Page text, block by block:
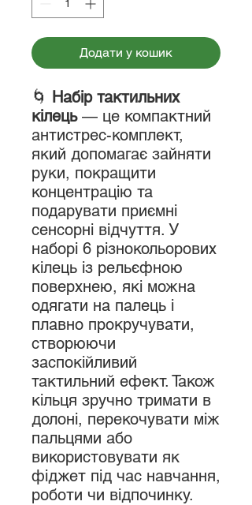
Додати у кошик
🌀 Набір тактильних
кілець— це компактний
антистрес-комплект,
який допомагає зайняти
руки, покращити
концентрацію та
подарувати приємні
сенсорні відчуття. У
наборі 6 різнокольорових
кілець із рельєфною
поверхнею, які можна
одягати на палець і
плавно прокручувати,
створюючи
заспокійливий
тактильний ефект. Також
кільця зручно тримати в
долоні, перекочувати між
пальцями або
використовувати як
фіджет під час навчання,
роботи чи відпочинку.